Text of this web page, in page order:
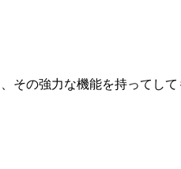
の強力な機能を持ってして